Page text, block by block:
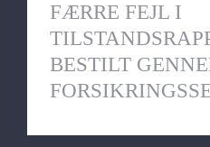
FÆRRE FEJL I
BESTILT